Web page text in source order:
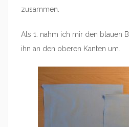
zusammen.
Als 1. nahm ich mir den blauen
ihn an den oberen Kanten um.